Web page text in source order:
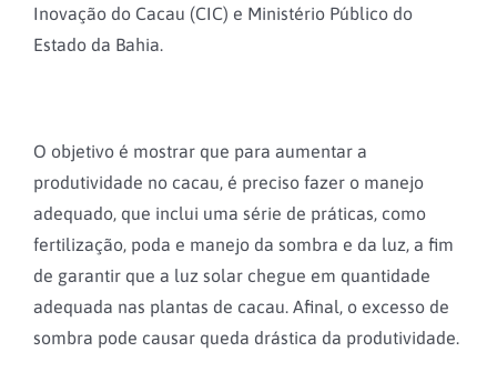
Inovação do Cacau (CIC) e Ministério Público do
Estado da Bahia.
O objetivo é mostrar que para aumentar a
produtividade no cacau, é preciso fazer o manejo
adequado, que inclui uma série de práticas, como
fertilização, poda e manejo da sombra e da luz, a fim
de garantir que a luz solar chegue em quantidade
adequada nas plantas de cacau. Afinal, o excesso de
sombra pode causar queda drástica da produtividade.